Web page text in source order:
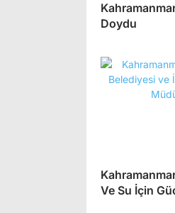
Doydu
Ve Su İçin